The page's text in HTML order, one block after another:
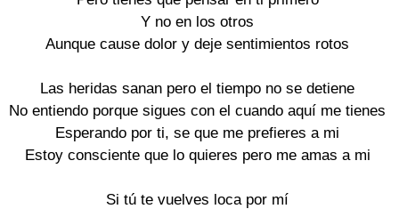
Y no en los otros
Aunque cause dolor y deje sentimientos rotos
Las heridas sanan pero el tiempo no se detiene
No entiendo porque sigues con el cuando aquí me tienes
Esperando por ti, se que me prefieres a mi
Estoy consciente que lo quieres pero me amas a mi
Si tú te vuelves loca por mí